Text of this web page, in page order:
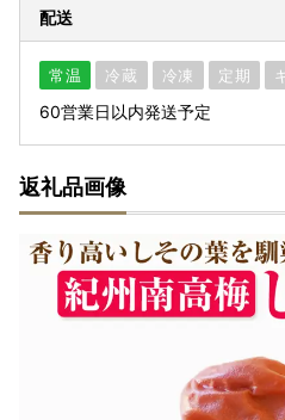
配送
常温 冷蔵 冷凍 定期
60営業日以内発送予定
返礼品画像